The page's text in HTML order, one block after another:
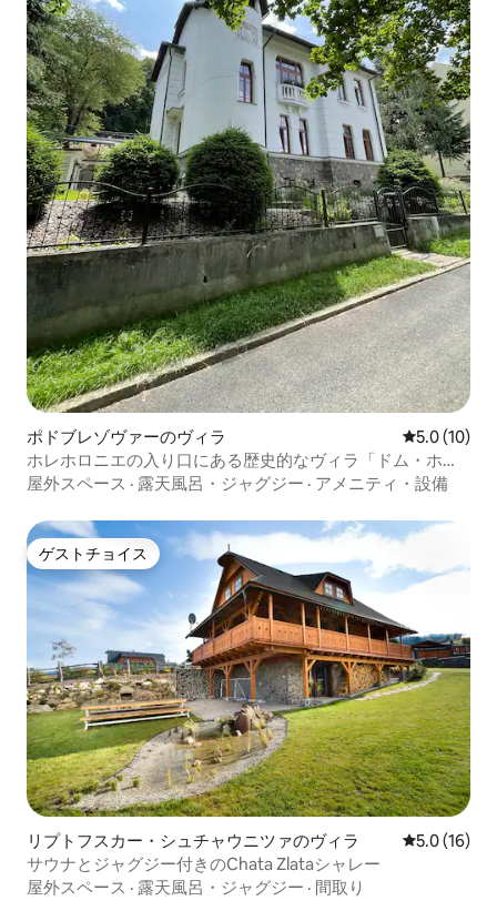
ポドブレゾヴァーのヴィラ レビュー10
5.0 (10)
ホレホロニエの入り口にある歴史的なヴィラ「ドム・ホス
ティ」
屋外スペース · 露天風呂・ジャグジー · アメニティ・設備
ゲストチョイス
ゲストチョイス
リプトフスカー・シュチャウニツァのヴィラ レビュー16
5.0 (16)
サウナとジャグジー付きのChata Zlataシャレー
屋外スペース · 露天風呂・ジャグジー · 間取り